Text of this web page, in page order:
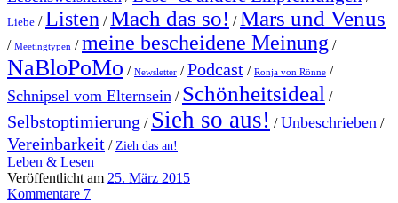
Liebe /Listen /Mach das so! /Mars und Venus
/ Meetingtypen /meine bescheidene Meinung /
NaBloPoMo / Newsletter /Podcast / Ronja von Rönne /
Schnipsel vom Elternsein / Schönheitsideal /
Selbstoptimierung / Sieh so aus! /Unbeschrieben /
Vereinbarkeit / Zieh das an!
Leben & Lesen
Veröffentlicht am 25. März 2015
Kommentare 7